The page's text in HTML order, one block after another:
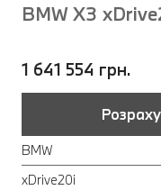
BMW X3
1 641 554 грн.
BMW
xDrive20i